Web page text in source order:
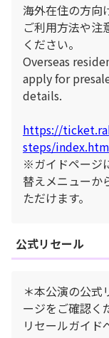
海外在住の方向
ご利用方法や注
ください。
Overseas
apply for
details.
https://
steps/
※ガイドページ
替えメニューか
ただけます。
公式リセール
＊本公演の公式
ージをご確認く
リセールガイド